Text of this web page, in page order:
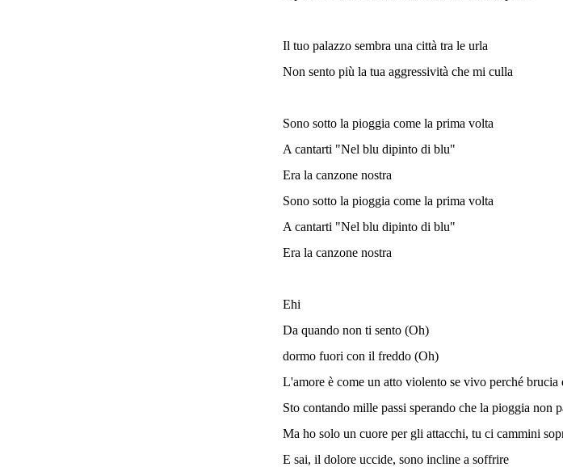
Il tuo palazzo sembra una città tra le urla
Non sento più la tua aggressività che mi culla
Sono sotto la pioggia come la prima volta
A cantarti "Nel blu dipinto di blu"
Era la canzone nostra
Sono sotto la pioggia come la prima volta
A cantarti "Nel blu dipinto di blu"
Era la canzone nostra
Ehi
Da quando non ti sento (Oh)
dormo fuori con il freddo (Oh)
L'amore è come un atto violento se vivo perché brucia
Sto contando mille passi sperando che la pioggia non
Ma ho solo un cuore per gli attacchi, tu ci cammini
E sai, il dolore uccide, sono incline a soffrire